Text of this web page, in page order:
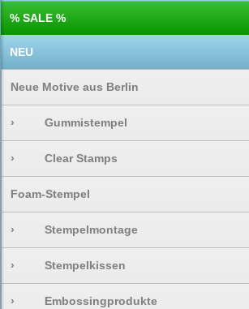
% SALE %
NEU
Neue Motive aus Berlin
› Gummistempel
› Clear Stamps
Foam-Stempel
› Stempelmontage
› Stempelkissen
› Embossingprodukte